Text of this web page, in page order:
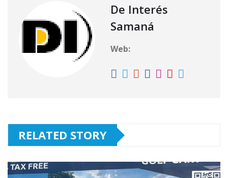
p
p
m
b
o
k
ar
ti
r
De Interés
Samaná
Web:
RELATED STORY